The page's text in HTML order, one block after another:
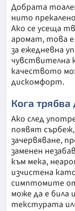
Добрата
нито
Ако се усеща
аромат, това е
за ежедневна
чувствителна
качеството
дискомфорт.
Кога трябва
Ако след
появят
зачервяване,
заменен
към мека,
изчистена
симптомите
може да е била
текстурата